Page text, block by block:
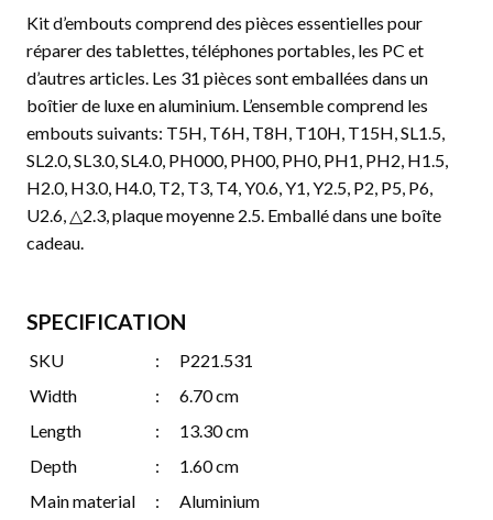
Kit d’embouts comprend des pièces essentielles pour
réparer des tablettes, téléphones portables, les PC et
d’autres articles. Les 31 pièces sont emballées dans un
boîtier de luxe en aluminium. L’ensemble comprend les
embouts suivants: T5H, T6H, T8H, T10H, T15H, SL1.5,
SL2.0, SL3.0, SL4.0, PH000, PH00, PH0, PH1, PH2, H1.5,
H2.0, H3.0, H4.0, T2, T3, T4, Y0.6, Y1, Y2.5, P2, P5, P6,
U2.6, △2.3, plaque moyenne 2.5. Emballé dans une boîte
cadeau.
SPECIFICATION
SKU :
P221.531
Width
:
6.70 cm
Length
:
13.30 cm
Depth
:
1.60 cm
Main material
:
Aluminium